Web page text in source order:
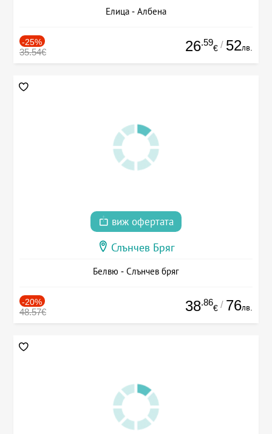
Елица - Албена
-25%
35.54€ 26.59
€ / 52лв.
виж офертата
Слънчев Бряг
Белвю - Слънчев бряг
-20%
48.57€ 38.86
€ / 76лв.